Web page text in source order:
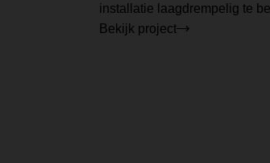
installatie laagdrempelig te
Bekijk project